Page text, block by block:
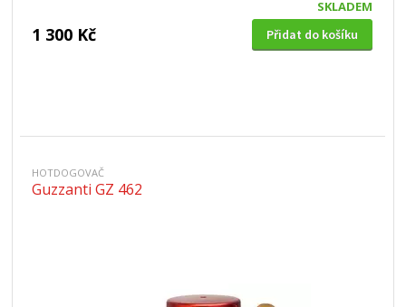
SKLADEM
1 300 Kč Přidat do košíku
HOTDOGOVAČ
Guzzanti GZ 462